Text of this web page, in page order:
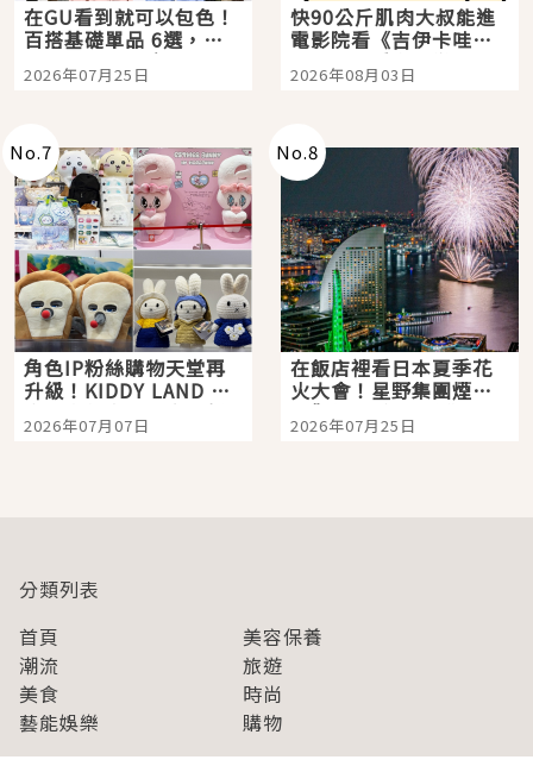
在GU看到就可以包色！
百搭基礎單品 6選，閉
眼全收也不心疼
2026年07月25日
快90公斤肌肉大叔能進
電影院看《吉伊卡哇》
嗎？日本重金屬樂團
「打首」會長與nagano
2026年08月03日
No.7
角色IP粉絲購物天堂再
升級！KIDDY LAND 原
宿店吉伊卡哇迎客，新
開幕 OMOKADO 店3分
2026年07月07日
No.8
在飯店裡看日本夏季花
火大會！星野集團煙火
景觀飯店6選，讓你不用
人擠人悠閒欣賞
2026年07月25日
分類列表
首頁
美容保養
潮流
旅遊
美食
時尚
藝能娛樂
購物